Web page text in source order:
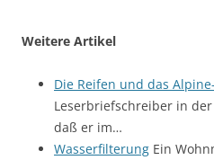
Weitere Artikel
Die Reifen und das
Leserbriefschreiber in
daß er im…
Wasserfilterung Ein